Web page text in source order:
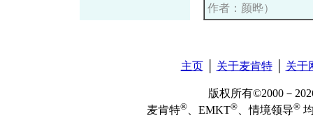
作者：颜晔）
主页│ 关于麦肯特│ 关于
版权所有©2000－
麦肯特® 、EMKT® 、情境领导®